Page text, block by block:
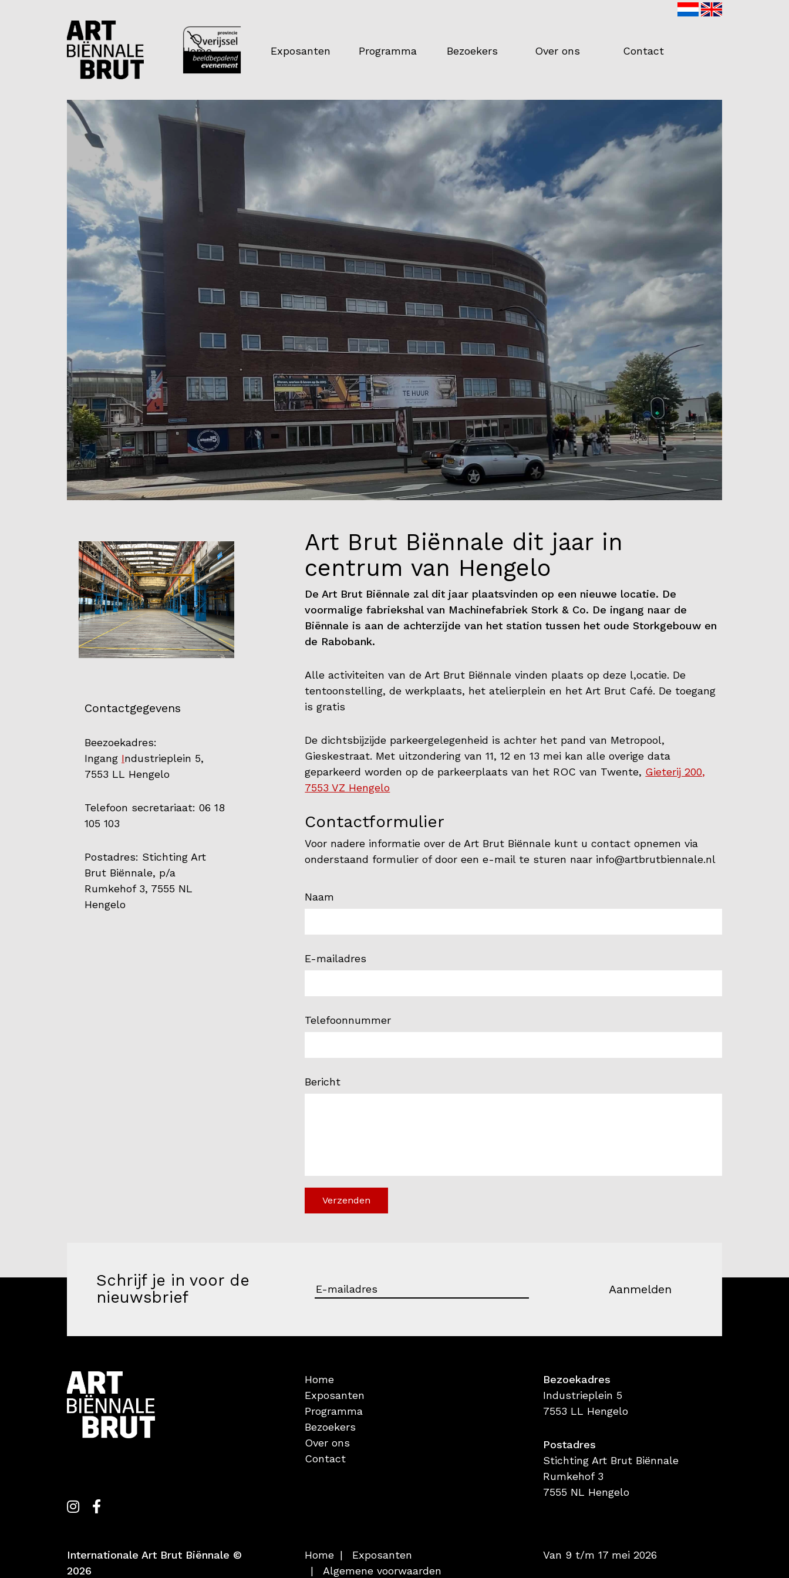
Home Exposanten Programma Bezoekers Over ons Contact
Home
Exposanten
2026
Archief
Programma
Onderwijs
Blijgoedplein
Doe mee
Bezoekers
Parking
Over ons
Art Brut
Nieuws
ANBI
Vrijwilligers
Contact
Contactgegevens
Beezoekadres:
Ingang Industrieplein 5,
7553 LL Hengelo
Telefoon secretariaat: 06 18
105 103
Postadres: Stichting Art
Brut Biënnale, p/a
Rumkehof 3, 7555 NL
Hengelo
Art Brut Biënnale dit jaar in
centrum van Hengelo
De Art Brut Biënnale zal dit jaar plaatsvinden op een nieuwe locatie. De
voormalige fabriekshal van Machinefabriek Stork & Co. De ingang naar de
Biënnale is aan de achterzijde van het station tussen het oude Storkgebouw en
de Rabobank.
Alle activiteiten van de Art Brut Biënnale vinden plaats op deze l,ocatie. De
tentoonstelling, de werkplaats, het atelierplein en het Art Brut Café. De toegang
is gratis
De dichtsbijzijde parkeergelegenheid is achter het pand van Metropool,
Gieskestraat. Met uitzondering van 11, 12 en 13 mei kan alle overige data
geparkeerd worden op de parkeerplaats van het ROC van Twente, Gieterij 200,
7553 VZ Hengelo
Contactformulier
Voor nadere informatie over de Art Brut Biënnale kunt u contact opnemen via
onderstaand formulier of door een e-mail te sturen naar info@artbrutbiennale.nl
Naam
E-mailadres
Telefoonnummer
Bericht
Verzenden
Schrijf je in voor de
nieuwsbrief
Aanmelden
Home
Exposanten
Programma
Bezoekers
Over ons
Contact
Bezoekadres
Industrieplein 5
7553 LL Hengelo
Postadres
Stichting Art Brut Biënnale
Rumkehof 3
7555 NL Hengelo
Internationale Art Brut Biënnale ©
2026
Home
Exposanten
Algemene voorwaarden
Van 9 t/m 17 mei 2026